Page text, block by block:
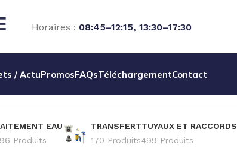
Horaires : 08:45–12:15, 13:30–17:30
/ ActuPromosFAQsTéléchargementContact
EAU
Produits
TRANSFERT
170 Produits
TUYAUX ET RACCORDS
499 Produits